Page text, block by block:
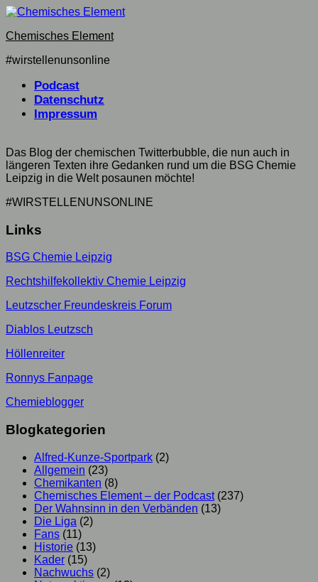
Skip
content
Chemisches Element
#wirstellenunsonline
Podcast
Datenschutz
Impressum
Das Blog der chemischen Twitterbubble, die nun auch in
längeren Texten ihre Gedanken rund um die BSG Chemie
Leipzig in die Welt posaunen möchte!
#WIRSTELLENUNSONLINE
Links
BSG Chemie Leipzig
Rechtshilfekollektiv Chemie Leipzig
Leutzscher Freundeskreis Forum
Diablos Leutzsch
Höllenreiter
Ronnys Fanpage
Chemieblogger
Blogkategorien
Alfred-Kunze-Sportpark (2)
Allgemein (23)
Chemikanten (8)
Chemisches Element – der Podcast(237)
Der Wahnsinn in den Verbänden (13)
Die Liga (2)
Fans (11)
Historie (13)
Kader (15)
Nachwuchs (2)